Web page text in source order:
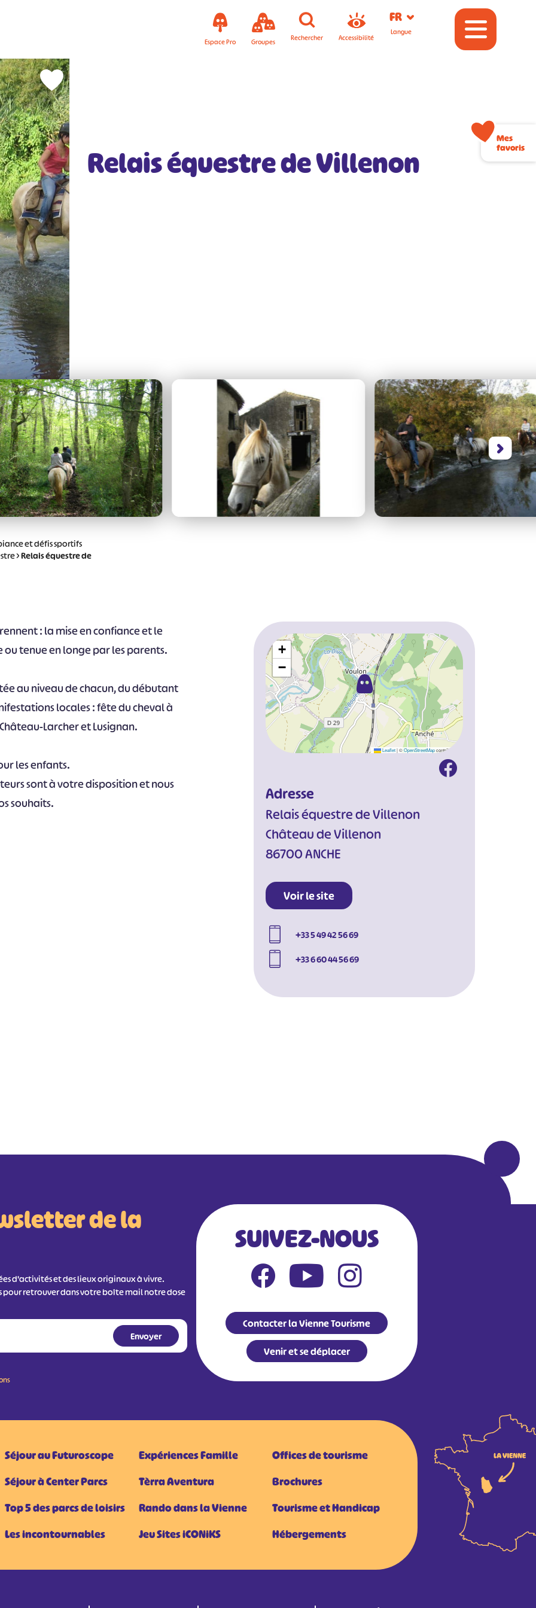
Espace Pro Groupes Rechercher Accessibilité
FR
Langue
Relais équestre de Villenon
et défis sportifs
>Relais équestre de
: la mise en confiance et le
tenue en longe par les parents.
au niveau de chacun, du débutant
locales : fête du cheval à
Larcher et Lusignan.
les enfants.
sont à votre disposition et nous
souhaits.
+
−
Leaflet|©OpenStreetMapcontributors
Adresse
Relais équestre de Villenon
Château de Villenon
86700 ANCHE
Voir le site
+33 5 49 42 56 69
+33 6 60 44 56 69
de la
d'activités et des lieux originaux à vivre.
pour retrouver dans votre boîte mail notre dose
SUIVEZ-NOUS
Contacter la Vienne Tourisme
Venir et se déplacer
Séjour au Futuroscope
Séjour à Center Parcs
Top 5 des parcs de loisirs
Les incontournables
Expériences Famille
Tèrra Aventura
Rando dans la Vienne
Jeu Sites iCONiKS
Offices de tourisme
Brochures
Tourisme et Handicap
Hébergements
Mes
favoris